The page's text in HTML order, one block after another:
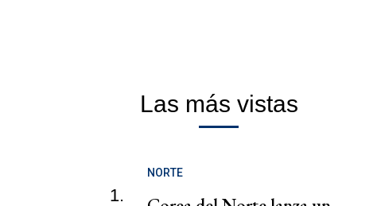
Las más vistas
1.
NORTE